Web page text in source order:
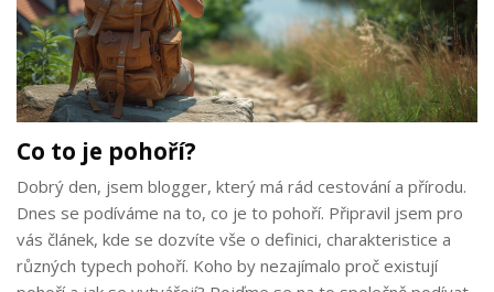
Co to je pohoří?
Dobrý den, jsem blogger, který má rád cestování a přírodu.
Dnes se podíváme na to, co je to pohoří. Připravil jsem pro
vás článek, kde se dozvíte vše o definici, charakteristice a
různých typech pohoří. Koho by nezajímalo proč existují